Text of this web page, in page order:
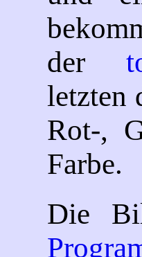
der
letzten
Rot-,
Farbe.
Die